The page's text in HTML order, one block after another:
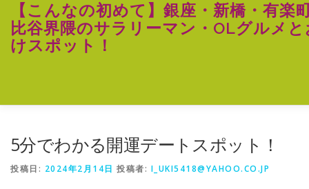
キ
【こんなの初めて】銀座・新橋・有楽
比谷界隈のサラリーマン・OLグルメ
けスポット！
5分でわかる開運デートスポット！
投稿日: 2024年2月14日 投稿者: I_UKI5418@YAHOO.CO.JP